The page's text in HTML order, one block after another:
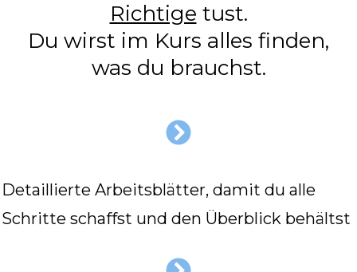
Richtige tust.
Du wirst im Kurs alles finden,
was du brauchst.
Detaillierte Arbeitsblätter, damit du alle
Schritte schaffst und den Überblick behältst